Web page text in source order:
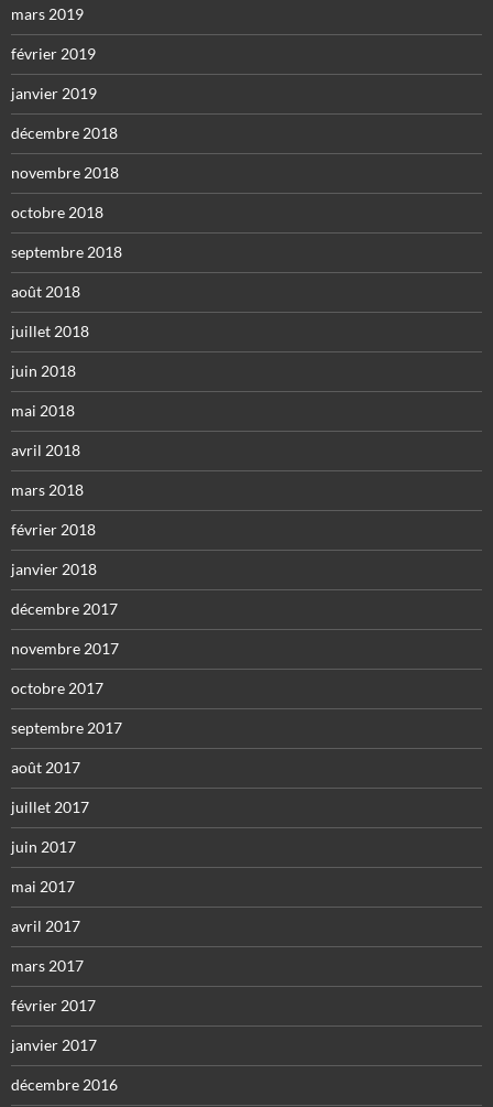
mars 2019
février 2019
janvier 2019
décembre 2018
novembre 2018
octobre 2018
septembre 2018
août 2018
juillet 2018
juin 2018
mai 2018
avril 2018
mars 2018
février 2018
janvier 2018
décembre 2017
novembre 2017
octobre 2017
septembre 2017
août 2017
juillet 2017
juin 2017
mai 2017
avril 2017
mars 2017
février 2017
janvier 2017
décembre 2016